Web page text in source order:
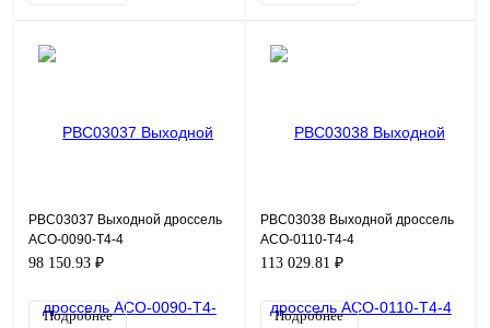
PBC03037 Выходной дроссель
ACO-0090-T4-4
98 150.93 ₽
Подробнее
PBC03038 Выходной дроссель
ACO-0110-T4-4
113 029.81 ₽
Подробнее